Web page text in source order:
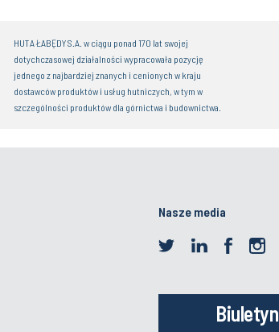
HUTA ŁABĘDY S.A. w ciągu ponad 170 lat swojej
dotychczasowej działalności wypracowała pozycję
jednego z najbardziej znanych i cenionych w kraju
dostawców produktów i usług hutniczych, w tym w
szczególności produktów dla górnictwa i budownictwa.
Nasze media
Biuletyn